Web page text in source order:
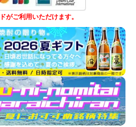
がご利用いただけます。